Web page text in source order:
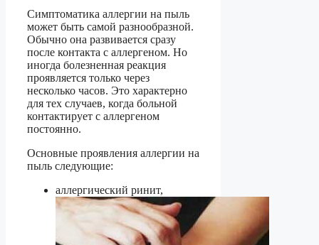
Симптоматика аллергии на пыль
может быть самой разнообразной.
Обычно она развивается сразу
после контакта с аллергеном. Но
иногда болезненная реакция
проявляется только через
несколько часов. Это характерно
для тех случаев, когда больной
контактирует с аллергеном
постоянно.
Основные проявления аллергии на
пыль следующие:
аллергический ринит,